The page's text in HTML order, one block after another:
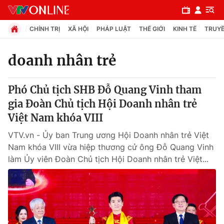
Chuyên mục
Chính trị
Pháp luật
Y tế
Thế giới
CHÍNH TRỊ XÃ HỘI PHÁP LUẬT THẾ GIỚI KINH TẾ
doanh nhân trẻ
Phó Chủ tịch SHB Đỗ Quang Vinh tham
gia Đoàn Chủ tịch Hội Doanh nhân trẻ
Việt Nam khóa VIII
VTV.vn - Ủy ban Trung ương Hội Doanh nhân trẻ Việt
Nam khóa VIII vừa hiệp thương cử ông Đỗ Quang Vinh
làm Ủy viên Đoàn Chủ tịch Hội Doanh nhân trẻ Việt...